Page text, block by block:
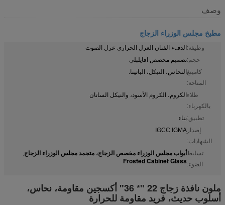
وصف
مطبخ مجلس الوزراء الزجاج
وظيفة:الدفء الفنان العزل الحراري عزل الصوت
حجم:تصميم مخصص افايلبلي
كامينغ
المتاحة:
النحاس، النيكل، الباتينا.
طلاء
بالكهرباء:
الكروم، الكروم الأسود، والنيكل الساتان
تطبيق:بناء
إصدار
الشهادات:
IGCC IGMA
تسليط
الضوء:
أبواب مجلس الوزراء مخصص الزجاج، متجمد مجلس الوزراء الزجاج,
Frosted Cabinet Glass
ملون نافذة زجاج 22 "* 36" أكسجين مقاومة، نحاس،
أسلوب حديث، فريد مقاومة للحرارة